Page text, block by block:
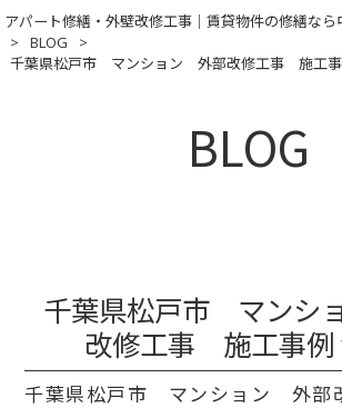
アパート修繕・外壁改修工事｜賃貸物件の修繕な
>
BLOG
>
千葉県松戸市 マンション 外部改修工事 施工事
BLOG
千葉県松戸市 マンシ
改修工事 施工事例
千葉県松戸市 マンション 外部